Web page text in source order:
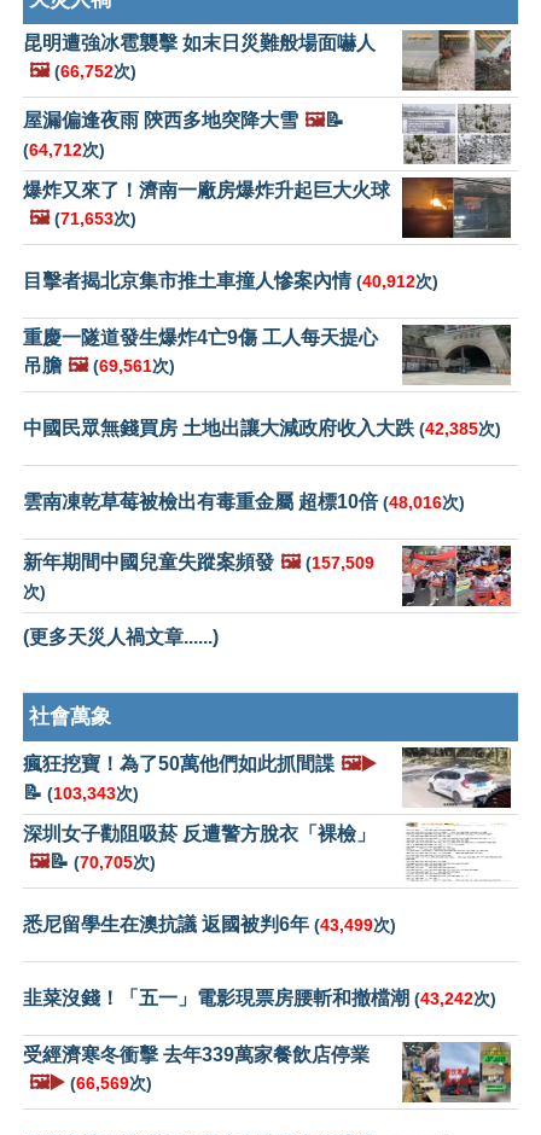
昆明遭強冰雹襲擊 如末日災難般場面嚇人
🖼️ (66,752次)
屋漏偏逢夜雨 陝西多地突降大雪 🖼️📝
(64,712次)
爆炸又來了！濟南一廠房爆炸升起巨大火球
🖼️ (71,653次)
目擊者揭北京集市推土車撞人慘案內情(40,912次)
重慶一隧道發生爆炸4亡9傷 工人每天提心
吊膽 🖼️ (69,561次)
中國民眾無錢買房 土地出讓大減政府收入大跌 (42,385次)
雲南凍乾草莓被檢出有毒重金屬 超標10倍(48,016次)
新年期間中國兒童失蹤案頻發 🖼️ (157,509
次)
(更多天災人禍文章......)
社會萬象
瘋狂挖寶！為了50萬他們如此抓間諜 🖼️▶️
📝 (103,343次)
深圳女子勸阻吸菸 反遭警方脫衣「裸檢」
🖼️📝 (70,705次)
悉尼留學生在澳抗議 返國被判6年 (43,499次)
韭菜沒錢！「五一」電影現票房腰斬和撤檔潮 (43,242次)
受經濟寒冬衝擊 去年339萬家餐飲店停業
🖼️▶️ (66,569次)